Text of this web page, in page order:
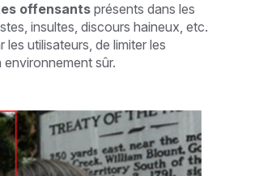
offensants présents dans les
insultes, discours haineux, etc.
utilisateurs, de limiter les
sûr.